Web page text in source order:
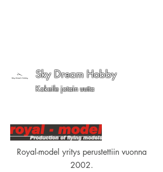
Sky Dream Hobby
Kokeile jotain uutta
Royal-model yritys perustettiin vuonna
2002.